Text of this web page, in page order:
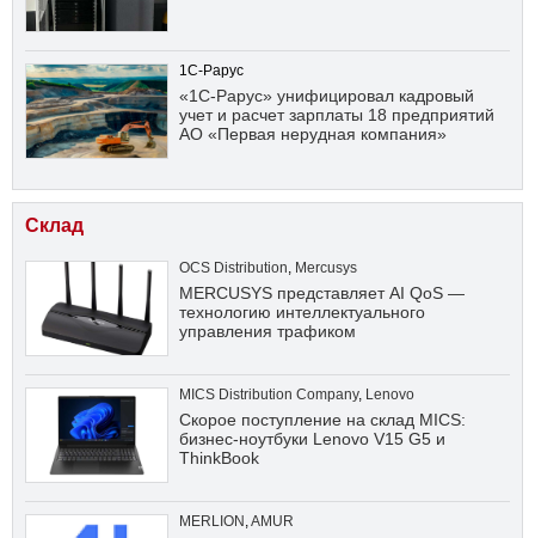
1С-Рарус
«1С-Рарус» унифицировал кадровый
учет и расчет зарплаты 18 предприятий
АО «Первая нерудная компания»
Склад
OCS Distribution, Mercusys
MERCUSYS представляет AI QoS —
технологию интеллектуального
управления трафиком
MICS Distribution Company, Lenovo
Скорое поступление на склад MICS:
бизнес-ноутбуки Lenovo V15 G5 и
ThinkBook
MERLION ,AMUR